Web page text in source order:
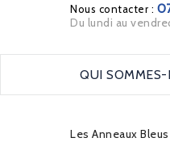
Nous contacter :
Du lundi au
QUI SOMMES-
Les Anneaux Bleus